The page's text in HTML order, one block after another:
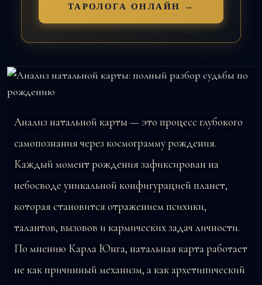
ТАРОЛОГА ОНЛАЙН →
Анализ натальной карты — это процесс глубокого
самопознания через космограмму рождения.
Каждый момент рождения зафиксирован на
небосводе уникальной конфигурацией планет,
которая становится отражением психики,
талантов, вызовов и кармических задач личности.
По мнению Карла Юнга, натальная карта работает
не как причинный механизм, а как архетипический